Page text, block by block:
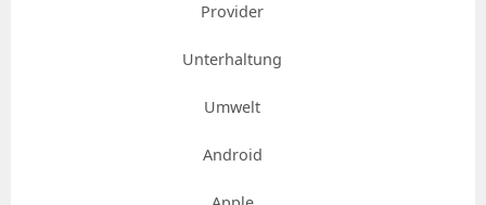
Provider
Unterhaltung
Umwelt
Android